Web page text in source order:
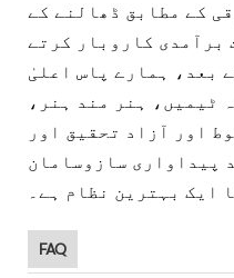
کے مطابق ڈھالنے کے
برآمدی کاروبار کرتے
بعد، ہمارے پاس اعلیٰ
ٹیمیں، ہنر مند ہنر،
اور آزاد تحقیق اور
پیداواری سازوسامان
FAQ